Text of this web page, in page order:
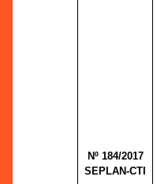
Nº 184/2017
SEPLAN-CTI